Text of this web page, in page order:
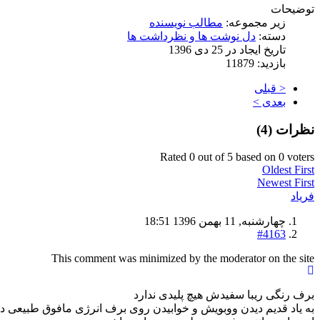
توضیحات
زیر مجموعه: مطالب نویسنده
دسته: دل نوشت ها و نظرداشت ها
تاریخ ایجاد در 25 دی 1396
بازدید: 11879
< قبلی
بعدی >
نظرات (4
)
Rated 0 out of 5 based on 0 voters
Oldest First
Newest First
فریاد
چهارشنبه, 11 بهمن 1396 18:51
#4163
This comment was minimized by the moderator on the site
برف رنگی ریبا سفیدش هیچ پلیدی ندارد
به یاد قدیم دیدن ووبویش و خوابیدن روی برف انرژی مافوق طبیعی